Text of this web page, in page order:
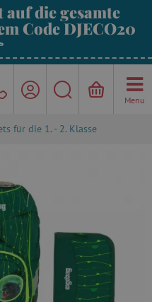
auf die gesamte
Code DJECO20
Menu
für die 1. - 2. Klasse